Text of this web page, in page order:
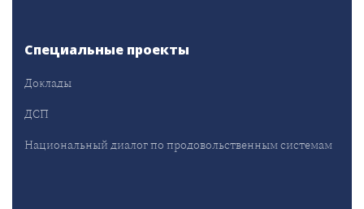
Специальные проекты
Доклады
ДСП
Национальный диалог по продовольственным системам